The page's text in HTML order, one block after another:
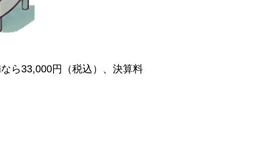
ら33,000円（税込）、決算料